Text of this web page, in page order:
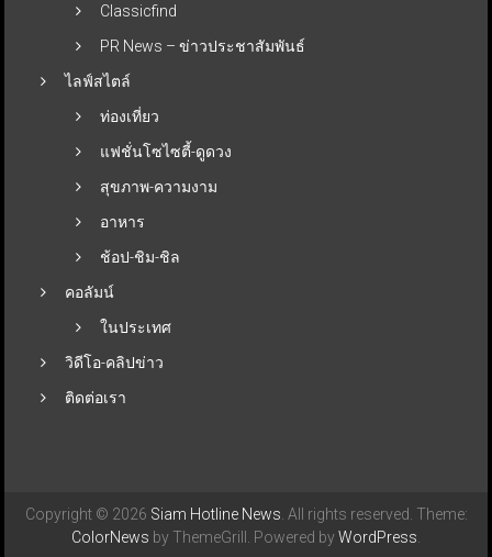
Classicfind
PR News – ข่าวประชาสัมพันธ์
ไลฟ์สไตล์
ท่องเที่ยว
แฟชั่นโซไซตี้-ดูดวง
สุขภาพ-ความงาม
อาหาร
ช้อป-ชิม-ชิล
คอลัมน์
ในประเทศ
วิดีโอ-คลิปข่าว
ติดต่อเรา
Copyright © 2026 Siam Hotline News . All rights reserved. Theme:
ColorNews by ThemeGrill. Powered byWordPress